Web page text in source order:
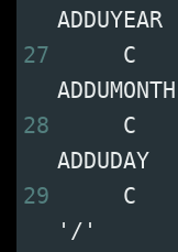
27
C
28
C
29
C